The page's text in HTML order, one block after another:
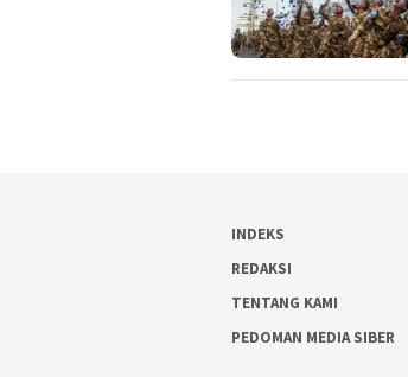
INDEKS
REDAKSI
TENTANG KAMI
PEDOMAN MEDIA SIBER